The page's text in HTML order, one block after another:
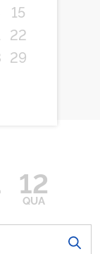
15
22
29
12
QUA